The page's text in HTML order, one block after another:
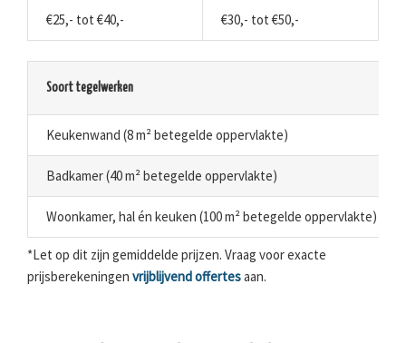
€25,- tot €40,- €30,- tot €50,-
Soort tegelwerken
Keukenwand (8 m² betegelde oppervlakte)
Badkamer (40 m² betegelde oppervlakte)
Woonkamer, hal én keuken (100 m² betegelde oppervlakte)
*Let op dit zijn gemiddelde prijzen. Vraag voor exacte
prijsberekeningen vrijblijvend offertesaan.